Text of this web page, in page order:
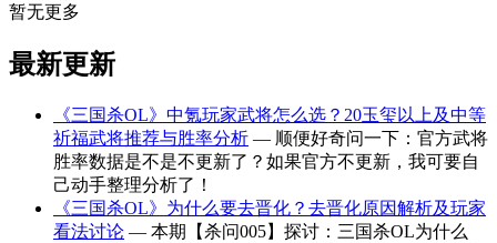
暂无更多
最新更新
《三国杀OL》中氪玩家武将怎么选？20玉玺以上及中等
祈福武将推荐与胜率分析 — 顺便好奇问一下：官方武将
胜率数据是不是不更新了？如果官方不更新，我可要自
己动手整理分析了！
《三国杀OL》为什么要去晋化？去晋化原因解析及玩家
看法讨论 — 本期【杀问005】探讨：三国杀OL为什么